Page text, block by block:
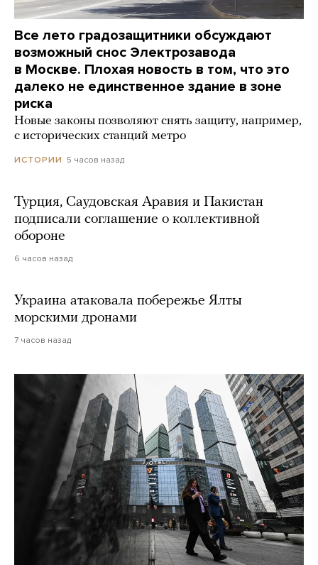
Все лето градозащитники обсуждают
возможный снос Электрозавода
в Москве. Плохая новость в том, что это
далеко не единственное здание в зоне
риска
Новые законы позволяют снять защиту, например,
с исторических станций метро
ИСТОРИИ 5 часов назад
Турция, Саудовская Аравия и Пакистан
подписали соглашение о коллективной
обороне
6 часов назад
Украина атаковала побережье Ялты
морскими дронами
7 часов назад